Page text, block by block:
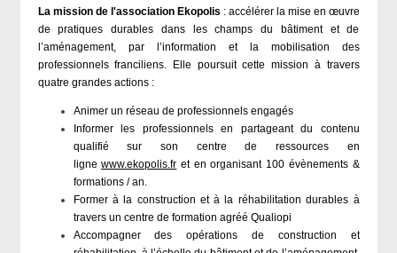
La mission de l'association Ekopolis : accélérer la mise en œuvre
de pratiques durables dans les champs du bâtiment et de
l’aménagement, par l’information et la mobilisation des
professionnels franciliens. Elle poursuit cette mission à travers
quatre grandes actions :
Animer un réseau de professionnels engagés
Informer les professionnels en partageant du contenu
qualifié sur son centre de ressources en
lignewww.ekopolis.fr et en organisant 100 évènements &
formations / an.
Former à la construction et à la réhabilitation durables à
travers un centre de formation agréé Qualiopi
Accompagner des opérations de construction et